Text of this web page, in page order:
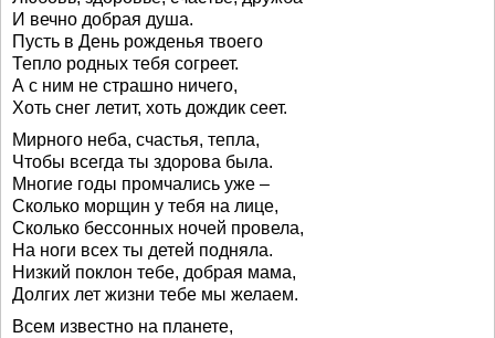
И вечно добрая душа.
Пусть в День рожденья твоего
Тепло родных тебя согреет.
А с ним не страшно ничего,
Хоть снег летит, хоть дождик сеет.
Мирного неба, счастья, тепла,
Чтобы всегда ты здорова была.
Многие годы промчались уже –
Сколько морщин у тебя на лице,
Сколько бессонных ночей провела,
На ноги всех ты детей подняла.
Низкий поклон тебе, добрая мама,
Долгих лет жизни тебе мы желаем.
Всем известно на планете,